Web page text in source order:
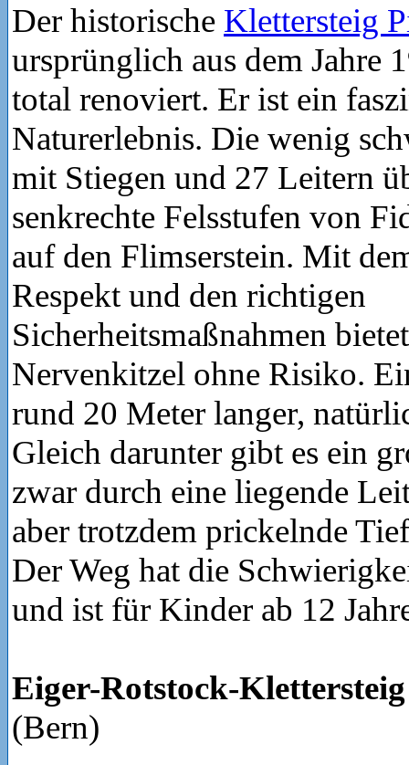
Der historische Klettersteig
ursprünglich aus dem Jahre
total renoviert. Er ist ein
Naturerlebnis. Die wenig
mit Stiegen und 27 Leitern
senkrechte Felsstufen von
auf den Flimserstein. Mit
Respekt und den richtigen
Sicherheitsmaßnahmen
Nervenkitzel ohne Risiko.
rund 20 Meter langer,
Gleich darunter gibt es ein
zwar durch eine liegende
aber trotzdem prickelnde
Der Weg hat die
und ist für Kinder ab 12
Eiger-Rotstock-
(Bern)